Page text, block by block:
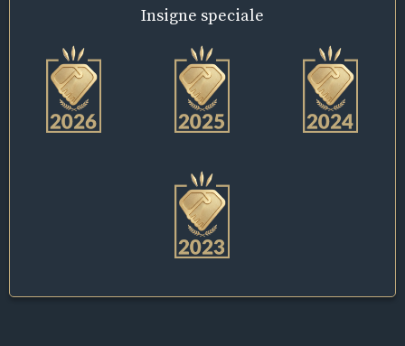
Insigne speciale